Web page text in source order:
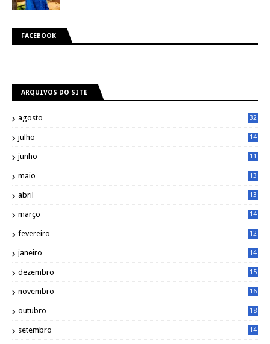
FACEBOOK
ARQUIVOS DO SITE
agosto 32
julho
14
junho
11
maio
13
abril
13
março
14
fevereiro
12
janeiro
14
dezembro
15
novembro
16
outubro
18
setembro
14